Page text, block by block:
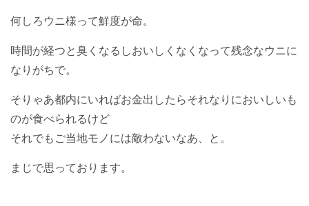
何しろウニ様って鮮度が命。
時間が経つと臭くなるしおいしくなくなって残念なウニに
なりがちで。
そりゃあ都内にいればお金出したらそれなりにおいしいも
のが食べられるけど
それでもご当地モノには敵わないなあ、と。
まじで思っております。